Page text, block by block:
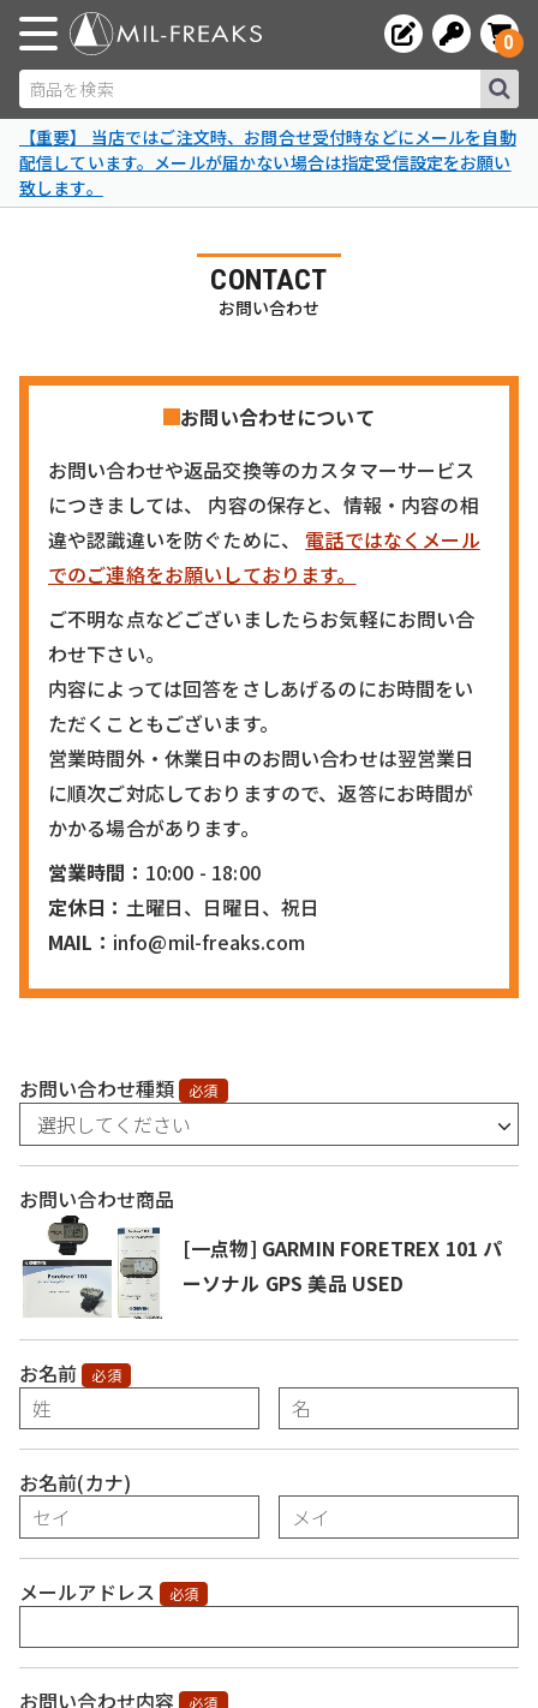
商品を検索
0
【重要】 当店ではご注文時、お問合せ受付時などにメールを自動
配信しています。メールが届かない場合は指定受信設定をお願い
致します。
CONTACT
お問い合わせ
お問い合わせについて
お問い合わせや返品交換等のカスタマーサービス
につきましては、 内容の保存と、情報・内容の相
違や認識違いを防ぐために、
電話ではなくメール
でのご連絡をお願いしております。
ご不明な点などございましたらお気軽にお問い合
わせ下さい。
内容によっては回答をさしあげるのにお時間をい
ただくこともございます。
営業時間外・休業日中のお問い合わせは翌営業日
に順次ご対応しておりますので、返答にお時間が
かかる場合があります。
営業時間： 10:00 - 18:00
定休日： 土曜日、日曜日、祝日
MAIL： info@mil-freaks.com
お問い合わせ種類 必須
お問い合わせ商品
[一点物] GARMIN FORETREX 101 パ
ーソナル GPS 美品 USED
お名前 必須
お名前(カナ)
メールアドレス 必須
お問い合わせ内容 必須